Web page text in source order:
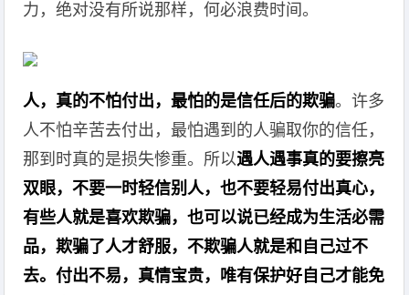
力，绝对没有所说那样，何必浪费时间。
人，真的不怕付出，最怕的是信任后的欺骗。许多
人不怕辛苦去付出，最怕遇到的人骗取你的信任，
那到时真的是损失惨重。所以遇人遇事真的要擦亮
双眼，不要一时轻信别人，也不要轻易付出真心，
有些人就是喜欢欺骗，也可以说已经成为生活必需
品，欺骗了人才舒服，不欺骗人就是和自己过不
去。付出不易，真情宝贵，唯有保护好自己才能免